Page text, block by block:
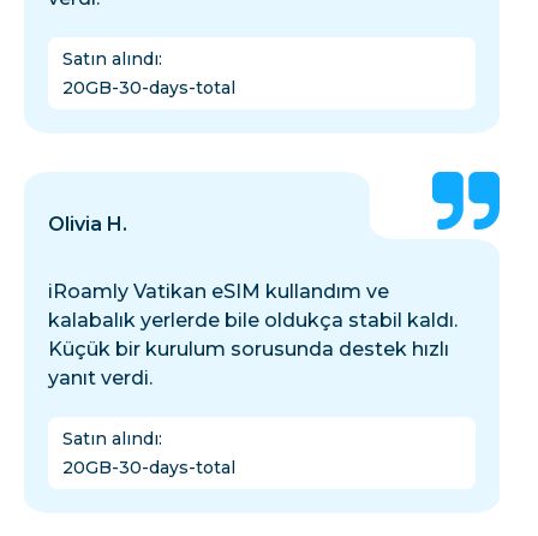
Satın alındı:
20GB-30-days-total
Olivia H.
iRoamly Vatikan eSIM kullandım ve
kalabalık yerlerde bile oldukça stabil kaldı.
Küçük bir kurulum sorusunda destek hızlı
yanıt verdi.
Satın alındı:
20GB-30-days-total